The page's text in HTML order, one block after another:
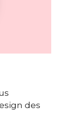
des